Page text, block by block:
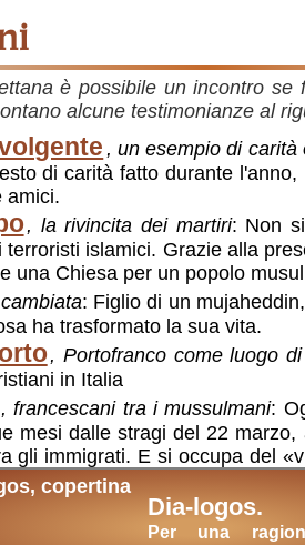
è possibile un incontro
alcune testimonianze al
, un esempio di carità
di carità fatto durante
amici.
, la rivincita dei martiri: Non
islamici. Grazie alla
una Chiesa per un popolo
: Figlio di un
ha trasformato la sua vita.
, Portofranco come luogo
in Italia
, francescani tra i mussulmani:
mesi dalle stragi del 22
gli immigrati. E si occupa del
Dia-logos.
Per una